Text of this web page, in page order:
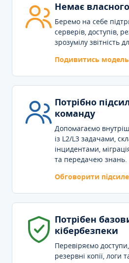
Немає
Беремо на себе
серверів, доступів,
зрозумілу звітність
Подивитись модель
Потрібно
команду
Допомагаємо
із L2/L3 задачами,
інцидентами,
та передачею знань.
Обговорити
Потрібен
кібербезпеки
Перевіряємо
резервні копії, логи